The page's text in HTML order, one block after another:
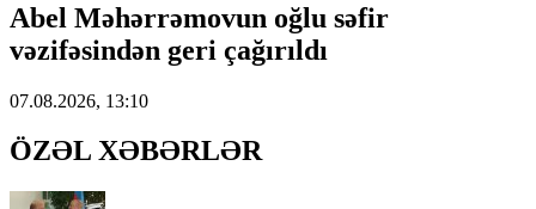
Abel Məhərrəmovun oğlu səfir
vəzifəsindən geri çağırıldı
07.08.2026, 13:10
ÖZƏL XƏBƏRLƏR